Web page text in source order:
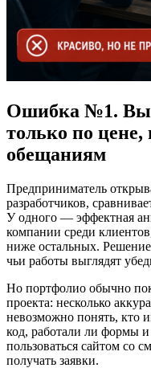
Ошибка №1.
только по
обещаниям
Предприниматель
разработчиков,
У одного — эффектная
компании среди
ниже остальных.
чьи работы выглядят
Но портфолио обычно
проекта: несколько
невозможно понять, кто
код, работали ли формы
пользоваться сайтом со
получать заявки.